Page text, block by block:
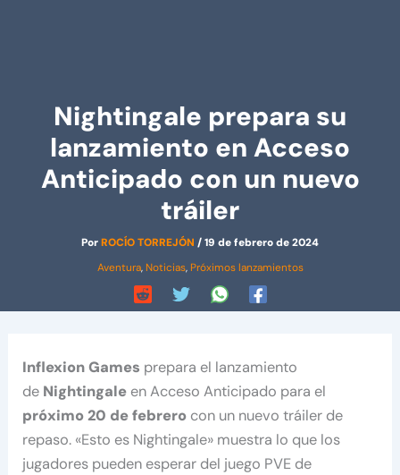
Nightingale prepara su
lanzamiento en Acceso
Anticipado con un nuevo
tráiler
PorROCÍO TORREJÓN /19 de febrero de 2024
Aventura, Noticias, Próximos lanzamientos
Inflexion Games prepara el lanzamiento
de Nightingale en Acceso Anticipado para el
próximo 20 de febrero con un nuevo tráiler de
repaso. «Esto es Nightingale» muestra lo que los
jugadores pueden esperar del juego PVE de